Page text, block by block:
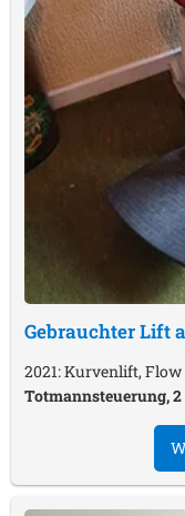
Gebrauchter Lift
2021: Kurvenlift, Flow
Totmannsteuerung,